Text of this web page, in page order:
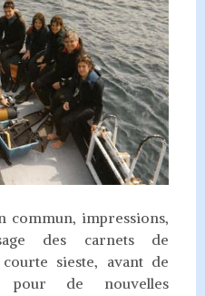
commun, impressions,
des carnets de
sieste, avant de
pour de nouvelles